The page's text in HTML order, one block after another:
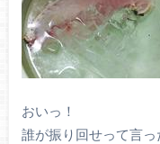
おいっ！
誰が振り回せって言っ